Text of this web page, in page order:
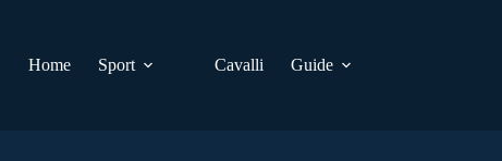
Home
Sport Cavalli Guide